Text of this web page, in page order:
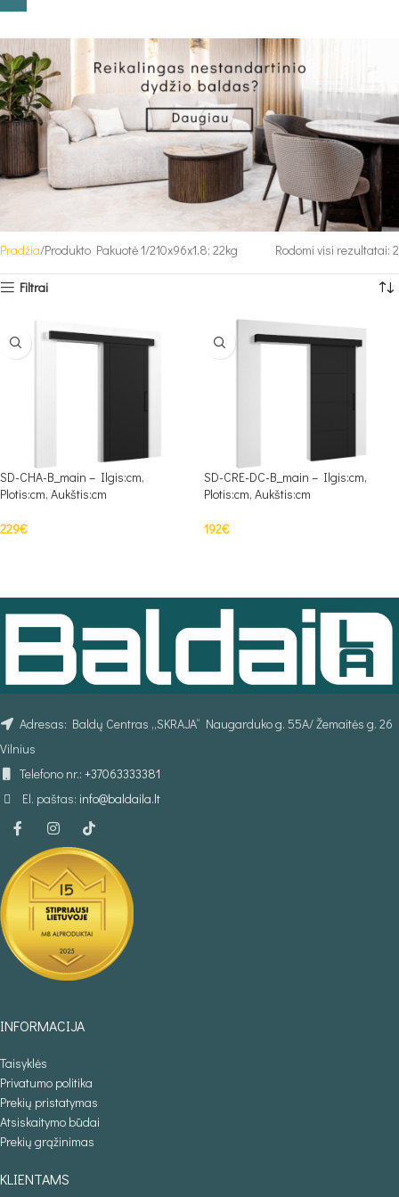
Pradžia Produkto Pakuotė 1 210x96x1,8; 22kg Rodomi visi rezultatai: 2
Filtrai
SD-CHA-B_main – Ilgis:cm,
Plotis:cm, Aukštis:cm
229€
SD-CRE-DC-B_main – Ilgis:cm,
Plotis:cm, Aukštis:cm
192€
Adresas: Baldų Centras „SKRAJA“ Naugarduko g. 55A/ Žemaitės g. 26
Vilnius
Telefono nr.: +37063333381
El. paštas: info@baldaila.lt
INFORMACIJA
Taisyklės
Privatumo politika
Prekių pristatymas
Atsiskaitymo būdai
Prekių grąžinimas
KLIENTAMS